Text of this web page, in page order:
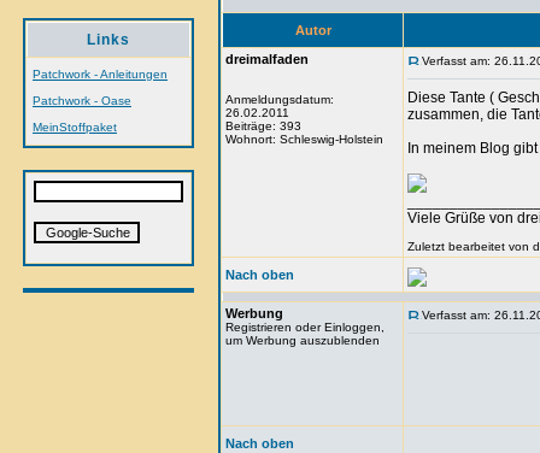
Links
Patchwork - Anleitungen
Patchwork - Oase
MeinStoffpaket
Autor
dreimalfaden
Anmeldungsdatum:
26.02.2011
Beiträge: 393
Wohnort: Schleswig-Holstein
Verfasst am:
Diese Tante (
zusammen, die
In meinem Blog
Viele Grüße von
Zuletzt bearbeitet von
Nach oben
Werbung
Registrieren oder Einloggen,
um Werbung auszublenden
Verfasst am:
Nach oben